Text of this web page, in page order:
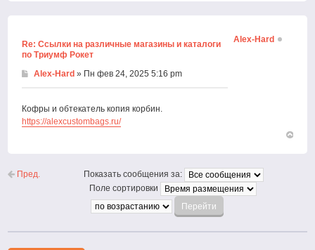
Re: Ссылки на различные магазины и каталоги
по Триумф Рокет
Alex-Hard » Пн фев 24, 2025 5:16 pm
Кофры и обтекатель копия корбин.
https://alexcustombags.ru/
Alex-Hard
Пред.
Показать сообщения за:
Поле сортировки